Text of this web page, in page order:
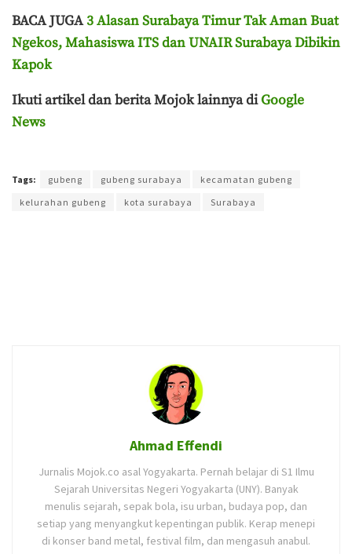
BACA JUGA3 Alasan Surabaya Timur Tak Aman Buat
Ngekos, Mahasiswa ITS dan UNAIR Surabaya Dibikin
Kapok
Ikuti artikel dan berita Mojok lainnya diGoogle
News
Tags: gubeng gubeng surabaya
kecamatan gubeng
kelurahan gubeng
kota surabaya Surabaya
Ahmad Effendi
Jurnalis Mojok.co asal Yogyakarta. Pernah belajar di S1 Ilmu
Sejarah Universitas Negeri Yogyakarta (UNY). Banyak
menulis sejarah, sepak bola, isu urban, budaya pop, dan
setiap yang menyangkut kepentingan publik. Kerap menepi
di konser band metal, festival film, dan mengasuh anabul.